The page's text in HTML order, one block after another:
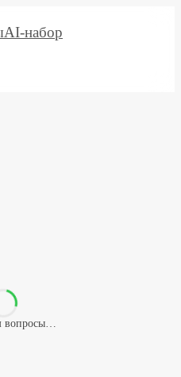
AI-набор
вопросы…